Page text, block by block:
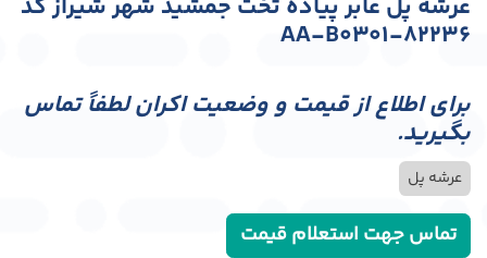
عرشه پل عابر پیاده تخت جمشید شهر شیراز کد
AA-B0301-82236
برای اطلاع از قیمت و وضعیت اکران لطفاً تماس
بگیرید.
عرشه پل
تماس جهت استعلام قیمت